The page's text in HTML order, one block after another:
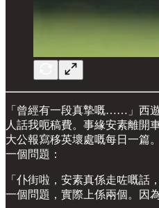
「曾經有一段真摯嘅……」西
人話我呃稿費。事緣安素離開
大公報寫移英壞處嘅每日一篇
一個問題：
「仆街啦，安素真係走咗嘅話
一個問題，實際上係兩個。因